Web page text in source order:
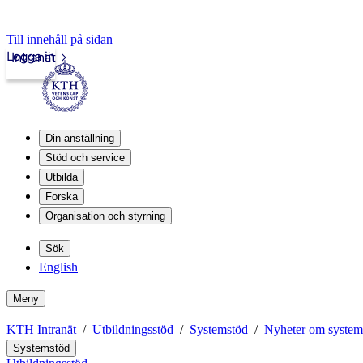
Till innehåll på sidan
Intranät
Logga in
Din anställning
Stöd och service
Utbilda
Forska
Organisation och styrning
Sök
English
Meny
KTH Intranät Utbildningsstöd Systemstöd Nyheter om
Systemstöd